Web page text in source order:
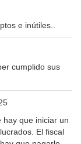
e inútiles..
cumplido sus
hay que iniciar un
El fiscal